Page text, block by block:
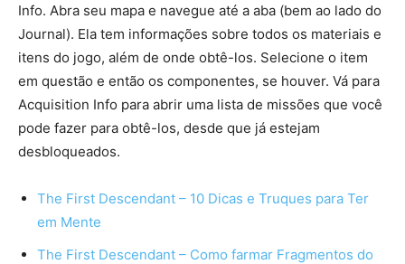
Info. Abra seu mapa e navegue até a aba (bem ao lado do
Journal). Ela tem informações sobre todos os materiais e
itens do jogo, além de onde obtê-los. Selecione o item
em questão e então os componentes, se houver. Vá para
Acquisition Info para abrir uma lista de missões que você
pode fazer para obtê-los, desde que já estejam
desbloqueados.
The First Descendant – 10 Dicas e Truques para Ter
em Mente
The First Descendant – Como farmar Fragmentos do